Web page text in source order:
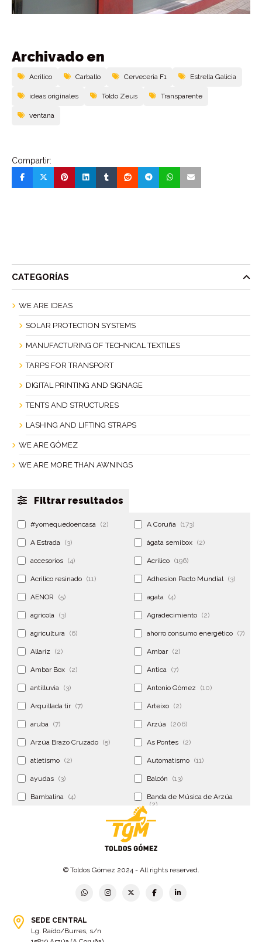
Archivado en
Acrilico Carballo Cerveceria F1 Estrella Galicia
ideas originales Toldo Zeus Transparente
ventana
Compartir:
CATEGORÍAS
WE ARE IDEAS
SOLAR PROTECTION SYSTEMS
MANUFACTURING OF TECHNICAL TEXTILES
TARPS FOR TRANSPORT
DIGITAL PRINTING AND SIGNAGE
TENTS AND STRUCTURES
LASHING AND LIFTING STRAPS
WE ARE GÓMEZ
WE ARE MORE THAN AWNINGS
Filtrar resultados
#yomequedoencasa (2) A Coruña (173)
A Estrada (3) ágata semibox (2)
accesorios (4) Acrilico (196)
Acrilico resinado (11) Adhesion Pacto Mundial (3)
AENOR (5) agata (4)
agrícola (3) Agradecimiento (2)
agricultura (6) ahorro consumo energético (7)
Allariz (2) Ambar (2)
Ambar Box (2) Antica (7)
antilluvia (3) Antonio Gómez (10)
Arquillada tir (7) Arteixo (2)
aruba (7) Arzúa (206)
Arzúa Brazo Cruzado (5) As Pontes (2)
atletismo (2) Automatismo (11)
ayudas (3) Balcón (13)
Bambalina (4)
Banda de Música de Arzúa
(2)
Banderolas
Betanzos
bolsa cac (3)
© Toldos Gómez 2024 - All rights reserved.
SEDE CENTRAL
Lg. Raído/Burres, s/n